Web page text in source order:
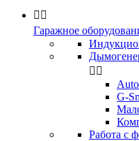
 
Гаражное
 
G-
Работа с